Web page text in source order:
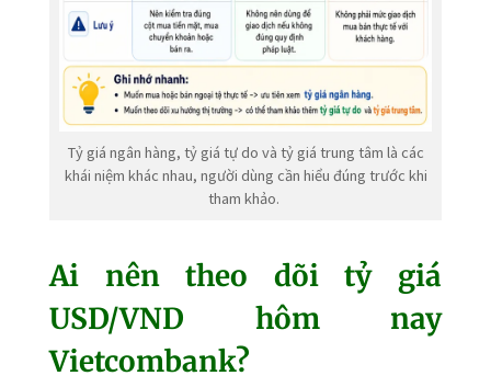
Tỷ giá ngân hàng, tỷ giá tự do và tỷ giá trung tâm là các
khái niệm khác nhau, người dùng cần hiểu đúng trước khi
tham khảo.
Ai nên theo dõi tỷ giá
USD/VND hôm nay
Vietcombank?